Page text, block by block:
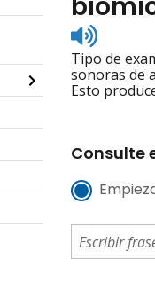
Listen
to
Tipo de
sonoras de
Esto
Consulte